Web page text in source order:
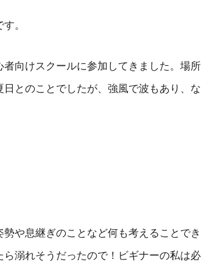
。
向けスクールに参加してきました。場所
とのことでしたが、強風で波もあり、な
や息継ぎのことなど何も考えることでき
溺れそうだったので！ビギナーの私は必